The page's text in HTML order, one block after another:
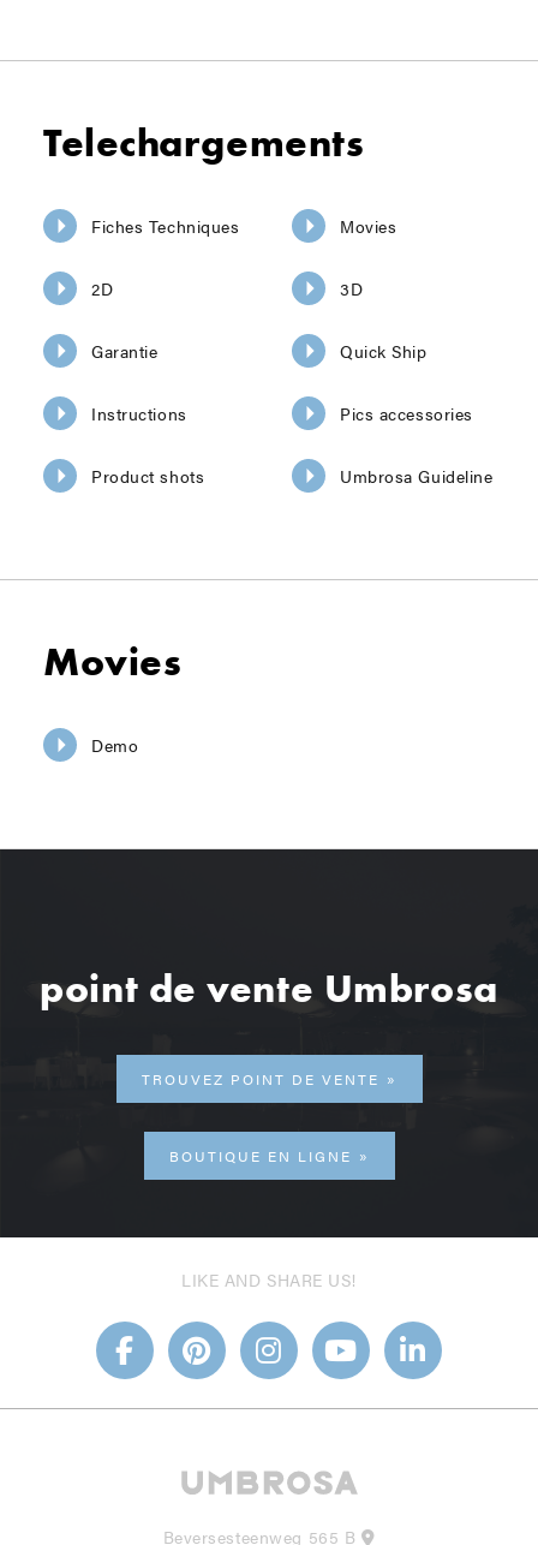
Telechargements
Fiches Techniques
2D
Garantie
Instructions
Product shots
Movies
3D
Quick Ship
Pics accessories
Umbrosa Guideline
Movies
Demo
point de vente Umbrosa
TROUVEZ POINT DE VENTE
BOUTIQUE EN LIGNE
LIKE AND SHARE US!
Beversesteenweg 565 B